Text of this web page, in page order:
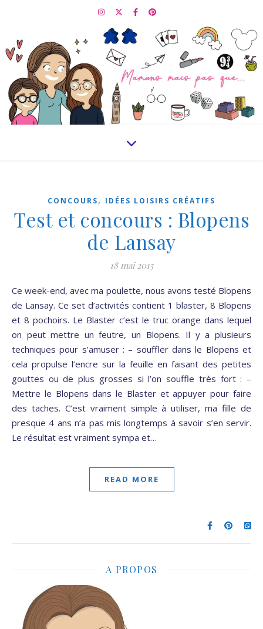
CONCOURS, IDÉES LOISIRS CRÉATIFS
Test et concours : Blopens
de Lansay
18 mai 2015
Ce week-end, avec ma poulette, nous avons testé Blopens
de Lansay. Ce set d’activités contient 1 blaster, 8 Blopens
et 8 pochoirs. Le Blaster c’est le truc orange dans lequel
on peut mettre un feutre, un Blopens. Il y a plusieurs
techniques pour s’amuser : – souffler dans le Blopens et
cela propulse l’encre sur la feuille en faisant des petites
gouttes ou de plus grosses si l’on souffle très fort : –
Mettre le Blopens dans le Blaster et appuyer pour faire
des taches. C’est vraiment simple à utiliser, ma fille de
presque 4 ans n’a pas mis longtemps à savoir s’en servir.
Le résultat est vraiment sympa et…
READ MORE
A PROPOS